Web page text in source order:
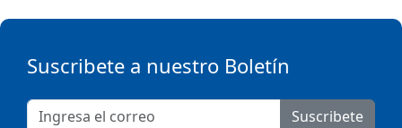
Suscribete a nuestro Boletín
Suscribete